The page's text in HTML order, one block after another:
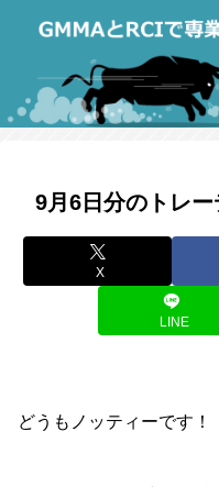
9月6日分のトレ
X
LINE
どうもノッティーです！